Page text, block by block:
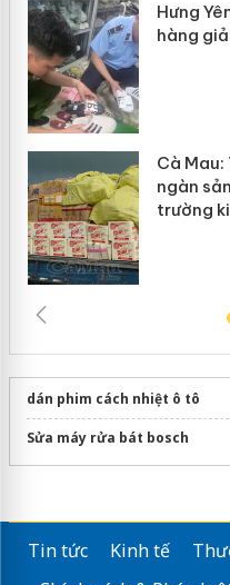
Hưng
hàng
Cà
ngàn
trường
dán phim cách nhiệt ô tô
Sửa máy rửa bát bosch
Tin tức Kinh tế